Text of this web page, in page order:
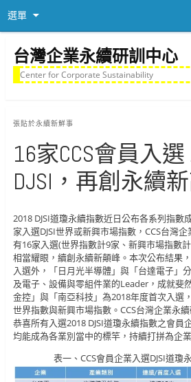
選單
台灣企業永續研訓中心
Center for Corporate Sustainability
張貼於永續新鮮事
16家CCS會員入選
DJSI，再創永續
2018 DJSI道瓊永續指數近日公布各系列指數
家入選DJSI世界或新興市場指數，CCS台灣
有16家入選(世界指數計9家、新興市場指數
相當耀眼，續創永續新顛峰。本次公布結果
入選外，「日月光半導體」與「台達電子」
及電子、設備與零組件業的Leader，成就斐
金控」與「南亞科技」為2018年度首次入選
世界指數與新興市場指數。CCS台灣企業永
恭喜所有入選2018 DJSI道瓊永續指數之會員
均能成為各業別當中的標竿，持續打拼為企
表一、CCS會員企業入選DJSI道瓊